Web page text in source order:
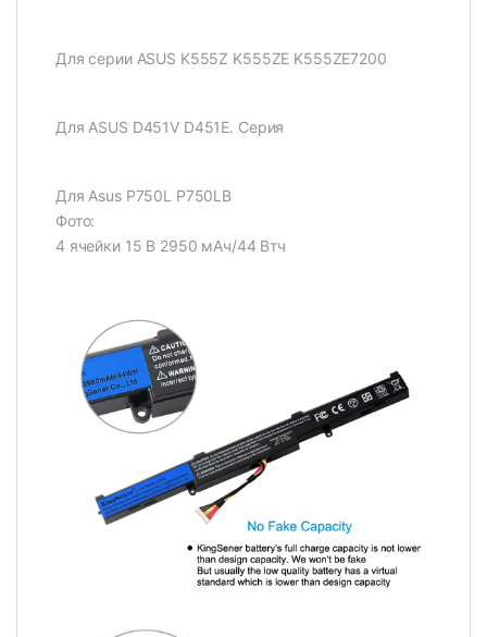
Для серии ASUS K555Z K555ZE K555ZE7200
Для ASUS D451V D451E. Серия
Для Asus P750L P750LB
Фото:
4 ячейки 15 В 2950 мАч/44 Втч